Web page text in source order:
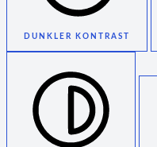
DUNKLER KONTRAST